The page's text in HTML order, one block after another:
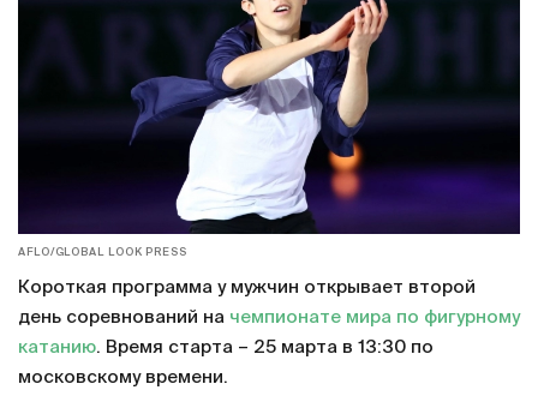
AFLO/GLOBAL LOOK PRESS
Короткая программа у мужчин открывает второй
день соревнований на чемпионате мира по фигурному
катанию. Время старта – 25 марта в 13:30 по
московскому времени.